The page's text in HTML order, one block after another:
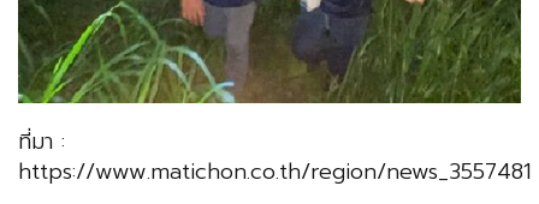
ที่มา :
https://www.matichon.co.th/region/news_3557481